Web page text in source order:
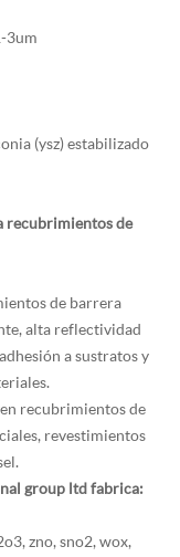
3um
(ysz) estabilizado
recubrimientos de
de barrera
alta reflectividad
a sustratos y
recubrimientos de
revestimientos
group ltd fabrica:
zno, sno2, wox,